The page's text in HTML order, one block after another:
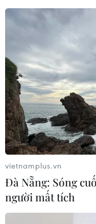
vietnamplus.vn
Đà Nẵng: Sóng
người mất tích